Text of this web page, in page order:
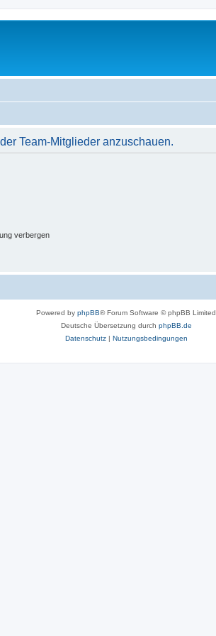
Team-Mitglieder anzuschauen.
verbergen
Powered by phpBB® Forum Software © phpBB Limited
Deutsche Übersetzung durch phpBB.de
Datenschutz| Nutzungsbedingungen